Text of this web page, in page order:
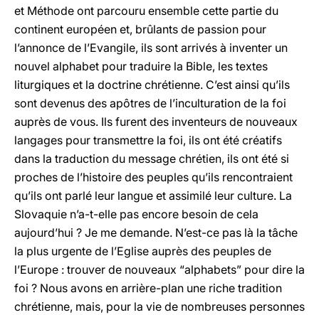
et Méthode ont parcouru ensemble cette partie du
continent européen et, brûlants de passion pour
l’annonce de l’Evangile, ils sont arrivés à inventer un
nouvel alphabet pour traduire la Bible, les textes
liturgiques et la doctrine chrétienne. C’est ainsi qu’ils
sont devenus des apôtres de l’inculturation de la foi
auprès de vous. Ils furent des inventeurs de nouveaux
langages pour transmettre la foi, ils ont été créatifs
dans la traduction du message chrétien, ils ont été si
proches de l’histoire des peuples qu’ils rencontraient
qu’ils ont parlé leur langue et assimilé leur culture. La
Slovaquie n’a-t-elle pas encore besoin de cela
aujourd’hui ? Je me demande. N’est-ce pas là la tâche
la plus urgente de l’Eglise auprès des peuples de
l’Europe : trouver de nouveaux “alphabets” pour dire la
foi ? Nous avons en arrière-plan une riche tradition
chrétienne, mais, pour la vie de nombreuses personnes